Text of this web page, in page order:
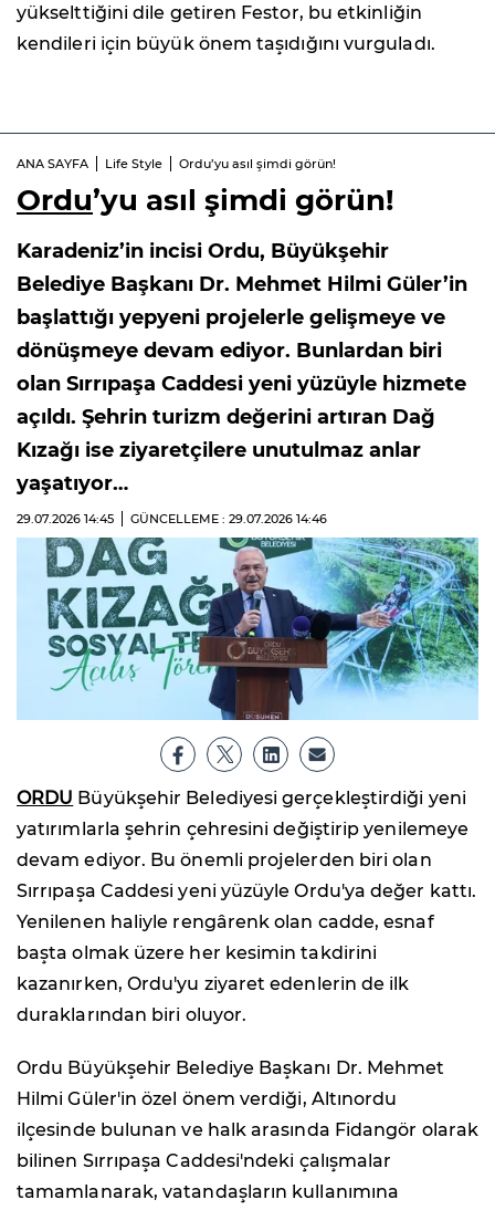
yükselttiğini dile getiren Festor, bu etkinliğin
kendileri için büyük önem taşıdığını vurguladı.
ANA SAYFA Life Style Ordu’yu asıl şimdi görün!
Ordu’yu asıl şimdi görün!
Karadeniz’in incisi Ordu, Büyükşehir
Belediye Başkanı Dr. Mehmet Hilmi Güler’in
başlattığı yepyeni projelerle gelişmeye ve
dönüşmeye devam ediyor. Bunlardan biri
olan Sırrıpaşa Caddesi yeni yüzüyle hizmete
açıldı. Şehrin turizm değerini artıran Dağ
Kızağı ise ziyaretçilere unutulmaz anlar
yaşatıyor…
29.07.2026 14:45 GÜNCELLEME : 29.07.2026 14:46
ORDU Büyükşehir Belediyesi gerçekleştirdiği yeni
yatırımlarla şehrin çehresini değiştirip yenilemeye
devam ediyor. Bu önemli projelerden biri olan
Sırrıpaşa Caddesi yeni yüzüyle Ordu'ya değer kattı.
Yenilenen haliyle rengârenk olan cadde, esnaf
başta olmak üzere her kesimin takdirini
kazanırken, Ordu'yu ziyaret edenlerin de ilk
duraklarından biri oluyor.
Ordu Büyükşehir Belediye Başkanı Dr. Mehmet
Hilmi Güler'in özel önem verdiği, Altınordu
ilçesinde bulunan ve halk arasında Fidangör olarak
bilinen Sırrıpaşa Caddesi'ndeki çalışmalar
tamamlanarak, vatandaşların kullanımına